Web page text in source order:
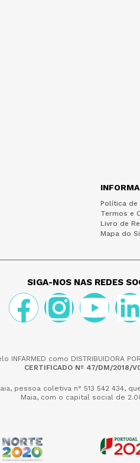
Política de
Termos e
Livro de
Mapa do
SIGA-NOS NAS REDES
INFARMED como DISTRIBUIDORA
CERTIFICADO Nº 47/DM/2018/
pessoa coletiva n° 513 542 434,
Maia, com o capital social de